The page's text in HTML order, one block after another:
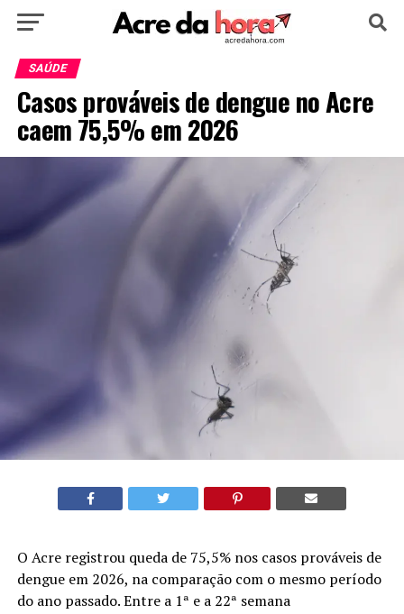
HOME
EDUCAÇÃO NOTÍCIA MUNDO
SAÚDE
Casos prováveis de dengue no Acre
caem 75,5% em 2026
O Acre registrou queda de 75,5% nos casos prováveis de
dengue em 2026, na comparação com o mesmo período
do ano passado. Entre a 1ª e a 22ª semana